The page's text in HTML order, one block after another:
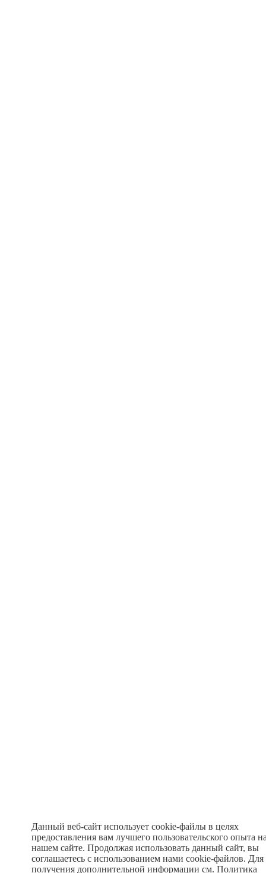
Данный веб-сайт использует cookie-файлы в целях
предоставления вам лучшего пользовательского опыта
нашем сайте. Продолжая использовать данный сайт, вы
соглашаетесь с использованием нами cookie-файлов. Для
получения дополнительной информации см.Политика